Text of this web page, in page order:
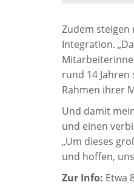
Zudem steigen
Integration.
rund 14
Rahmen ihrer
Und damit
und einen
„Um dieses
und hoffen,
Zur Info: Etwa